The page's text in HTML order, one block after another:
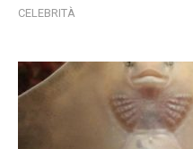
CELEBRITÀ